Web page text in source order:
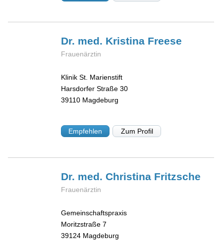
Dr. med. Kristina Freese
Frauenärztin
Klinik St. Marienstift
Harsdorfer Straße 30
39110 Magdeburg
Empfehlen Zum Profil
Dr. med. Christina Fritzsche
Frauenärztin
Gemeinschaftspraxis
Moritzstraße 7
39124 Magdeburg